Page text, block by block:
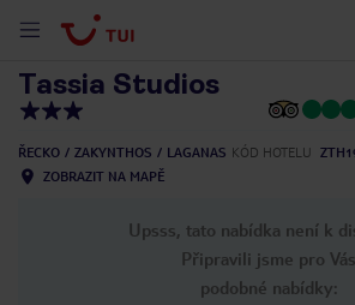
Tassia Studios
ŘECKO ZAKYNTHOS LAGANAS KÓD HOTELU
ZOBRAZIT NA MAPĚ
Upsss, tato nabídka není k
Připravili jsme pro Vás
podobné nabídky: